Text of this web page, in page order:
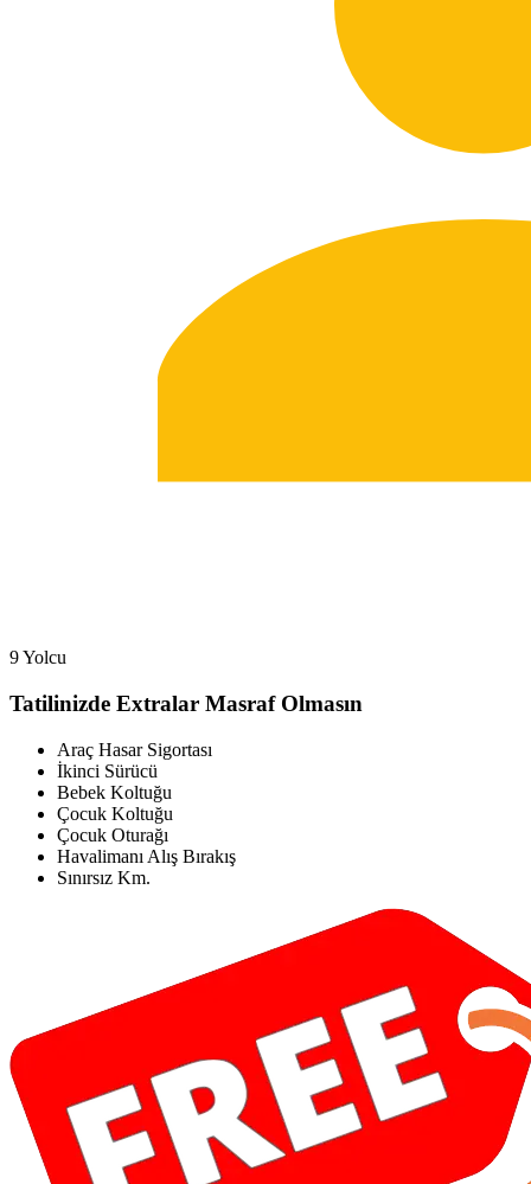
9 Yolcu
Tatilinizde Extralar Masraf Olmasın
Araç Hasar Sigortası
İkinci Sürücü
Bebek Koltuğu
Çocuk Koltuğu
Çocuk Oturağı
Havalimanı Alış Bırakış
Sınırsız Km.